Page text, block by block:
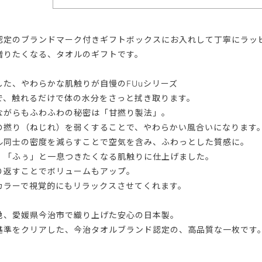
定のブランドマーク付きギフトボックスにお入れして丁寧にラッ
たくなる、タオルのギフトです。
た、やわらかな肌触りが自慢のFUuシリーズ
触れるだけで体の水分をさっと拭き取ります。
らもふわふわの秘密は「甘撚り製法」。
り（ねじれ）を弱くすることで、やわらかい風合いになります。
士の密度を減らすことで空気を含み、ふわっとした質感に。
ふぅ」と一息つきたくなる肌触りに仕上げました。
すことでボリュームもアップ。
ーで視覚的にもリラックスさせてくれます。
愛媛県今治市で織り上げた安心の日本製。
をクリアした、今治タオルブランド認定の、高品質な一枚です。